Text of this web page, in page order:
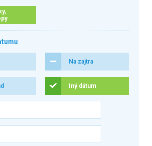
Na zajtra
Iný dátum